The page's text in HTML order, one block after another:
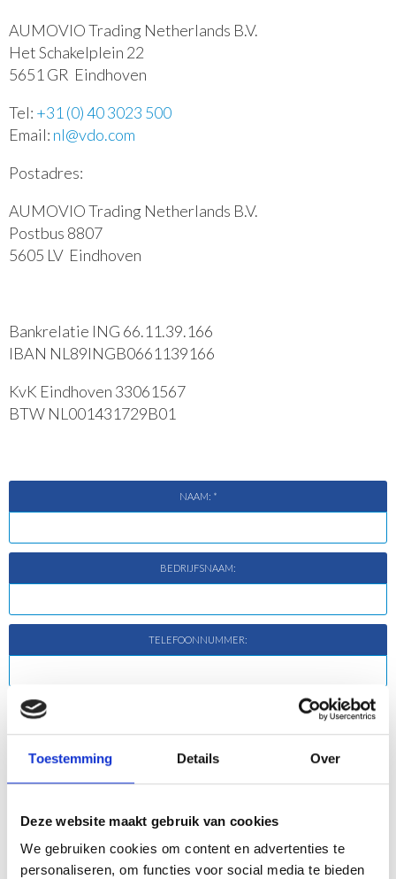
Toestemming Details Over
Deze website maakt gebruik van cookies
We gebruiken cookies om content en advertenties te
personaliseren, om functies voor social media te bieden
Instrumenten
Clusters en controlesystemen
Webshop
AUMOVIO Trading Netherlands B.V.
Het Schakelplein 22
5651 GR Eindhoven
Tel: +31 (0) 40 3023 500
Email: nl@vdo.com
Postadres:
AUMOVIO Trading Netherlands B.V.
Postbus 8807
5605 LV Eindhoven
Bankrelatie ING 66.11.39.166
IBAN NL89INGB0661139166
KvK Eindhoven 33061567
BTW NL001431729B01
NAAM: *
BEDRIJFSNAAM:
TELEFOONNUMMER:
MIJN VRAAG / OPMERKING:
PRIVACYVERKLARING: *